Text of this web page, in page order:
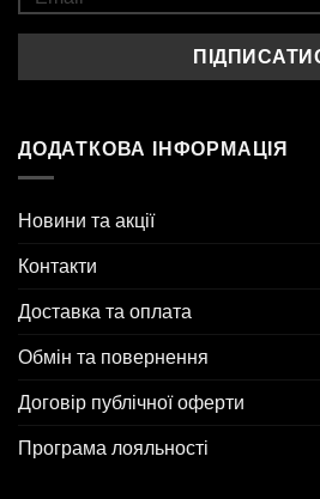
ДОДАТКОВА ІНФОРМАЦІЯ
Новини та акції
Контакти
Доставка та оплата
Обмін та повернення
Договір публічної оферти
Програма лояльності